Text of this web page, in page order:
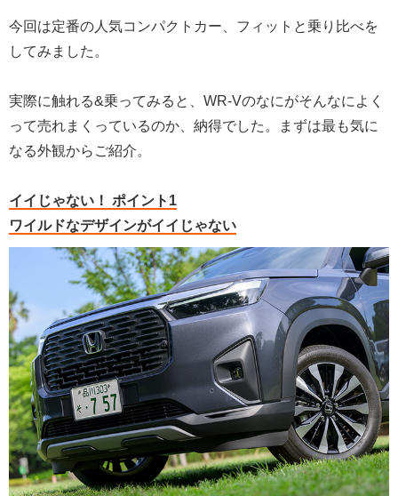
今回は定番の人気コンパクトカー、フィットと乗り比べを
してみました。
実際に触れる&乗ってみると、WR-Vのなにがそんなによく
って売れまくっているのか、納得でした。まずは最も気に
なる外観からご紹介。
イイじゃない！ ポイント1
ワイルドなデザインがイイじゃない